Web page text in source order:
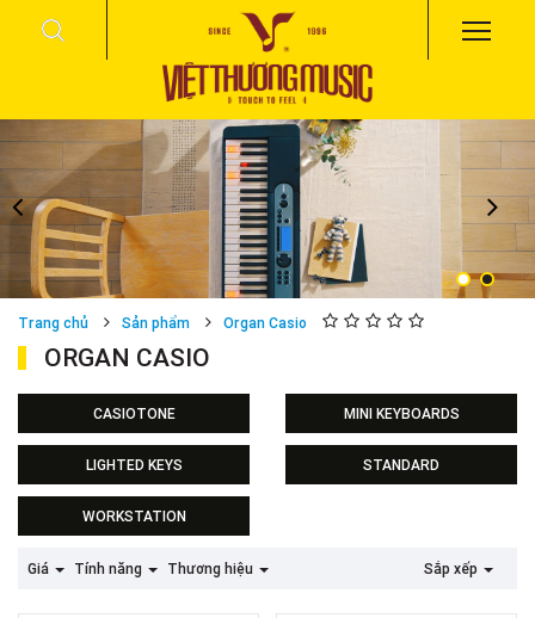
Trang chủ Sản phẩm Organ Casio
ORGAN CASIO
CASIOTONE MINI KEYBOARDS
LIGHTED KEYS STANDARD
WORKSTATION
Giá Tính năng Thương hiệu Sắp xếp